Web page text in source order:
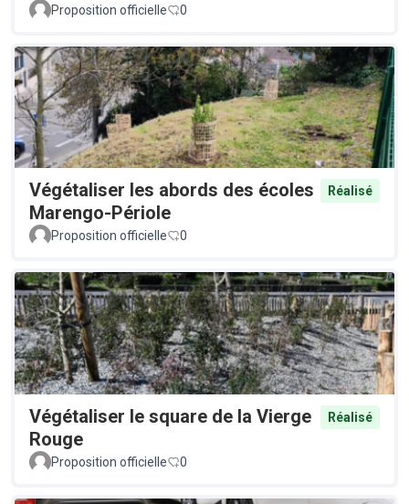
Proposition officielle 0
Végétaliser les abords des écoles
Marengo-Périole
Réalisé
Proposition officielle 0
Végétaliser le square de la Vierge
Rouge
Réalisé
Proposition officielle 0